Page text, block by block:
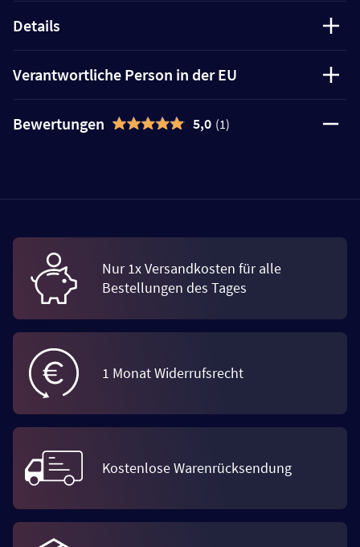
Details
Verantwortliche Person in der EU
Bewertungen 5,0 (1)
Nur 1x Versandkosten für alle
Bestellungen des Tages
1 Monat Widerrufsrecht
Kostenlose Warenrücksendung